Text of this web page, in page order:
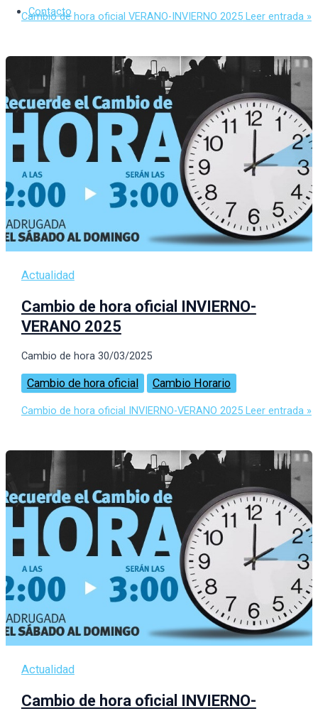
Contacto
Cambio de hora oficial VERANO-INVIERNO 2025Leer entrada »
Actualidad
Cambio de hora oficial INVIERNO-
VERANO 2025
Cambio de hora 30/03/2025
Cambio de hora oficial Cambio Horario
Cambio de hora oficial INVIERNO-VERANO 2025Leer entrada »
Actualidad
Cambio de hora oficial INVIERNO-